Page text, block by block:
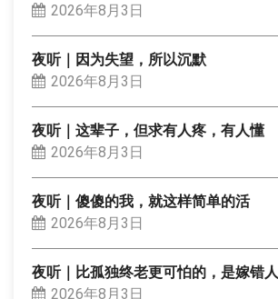
2026年8月3日
夜听｜因为失望，所以沉默
2026年8月3日
夜听｜这辈子，但求有人疼，有人懂
2026年8月3日
夜听｜傻傻的我，就这样简单的活
2026年8月3日
夜听｜比孤独终老更可怕的，是嫁错人
2026年8月3日